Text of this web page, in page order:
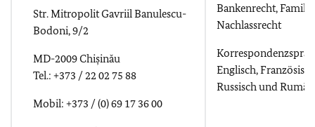
Str. Mitropolit Gavriil Banulescu-
Bodoni, 9/2
MD-2009 Chișinău
Tel.: +373 / 22 02 75 88
Mobil: +373 / (0) 69 17 36 00
Bankenrecht,
Nachlassrecht
Englisch,
Russisch und